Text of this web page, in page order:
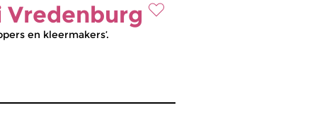
en kleermakers’.